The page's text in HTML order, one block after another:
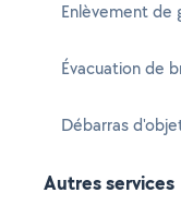
Enlèvement de
Évacuation de
Débarras
Autres services